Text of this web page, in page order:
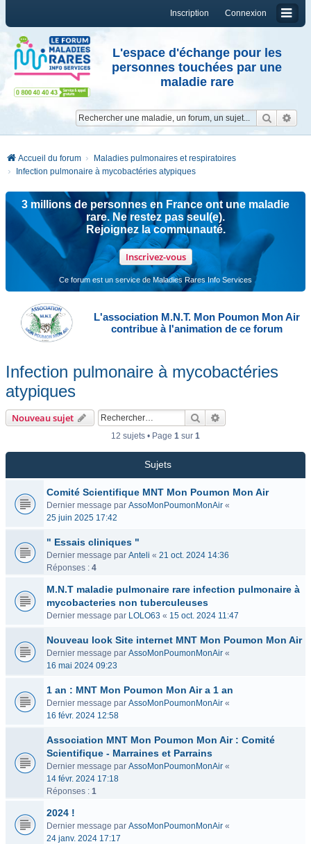
Connexion
Inscription
L'espace d'échange pour les
personnes touchées par une
maladie rare
Accueil du forum
Maladies pulmonaires et respiratoires
Infection pulmonaire à mycobactéries atypiques
3 millions de personnes en France ont une maladie
rare. Ne restez pas seul(e).
Rejoignez la communauté.
Inscrivez-vous
Ce forum est un service de Maladies Rares Info Services
L'association M.N.T. Mon Poumon Mon Air
contribue à l'animation de ce forum
Infection pulmonaire à mycobactéries
atypiques
Nouveau sujet Rechercher
12 sujets • Page 1 sur 1
Sujets
Comité Scientifique MNT Mon Poumon Mon Air
Dernier message par AssoMonPoumonMonAir «
25 juin 2025 17:42
" Essais cliniques "
Dernier message par Anteli « 21 oct. 2024 14:36
Réponses : 4
M.N.T maladie pulmonaire rare infection pulmonaire à
mycobacteries non tuberculeuses
Dernier message par LOLO63 « 15 oct. 2024 11:47
Nouveau look Site internet MNT Mon Poumon Mon Air
Dernier message par AssoMonPoumonMonAir «
16 mai 2024 09:23
1 an : MNT Mon Poumon Mon Air a 1 an
Dernier message par AssoMonPoumonMonAir «
16 févr. 2024 12:58
Association MNT Mon Poumon Mon Air : Comité
Scientifique - Marraines et Parrains
Dernier message par AssoMonPoumonMonAir «
14 févr. 2024 17:18
Réponses : 1
2024 !
Dernier message par AssoMonPoumonMonAir «
24 janv. 2024 17:17